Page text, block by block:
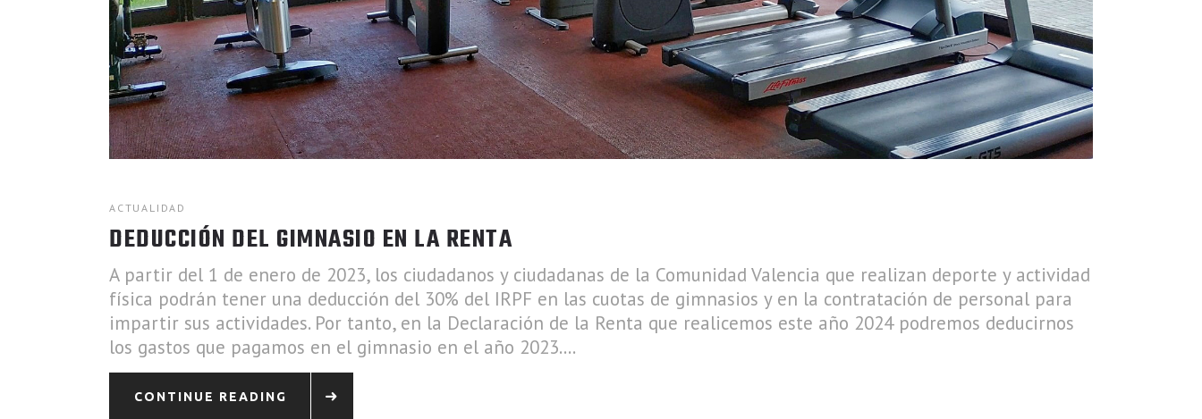
ACTUALIDAD
DEDUCCIÓN DEL GIMNASIO EN LA RENTA
A partir del 1 de enero de 2023, los ciudadanos y ciudadanas de la Comunidad Valencia que realizan deporte y actividad
física podrán tener una deducción del 30% del IRPF en las cuotas de gimnasios y en la contratación de personal para
impartir sus actividades. Por tanto, en la Declaración de la Renta que realicemos este año 2024 podremos deducirnos
los gastos que pagamos en el gimnasio en el año 2023.
CONTINUE READING